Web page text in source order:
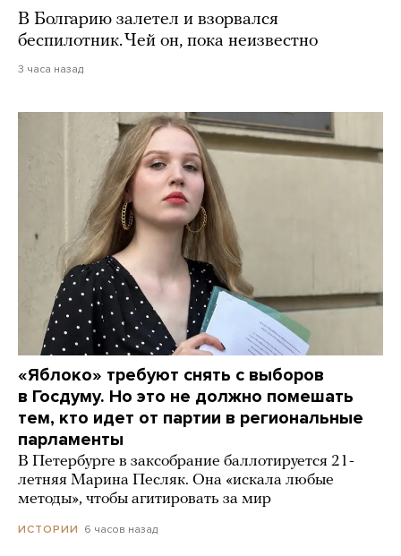
В Болгарию залетел и взорвался
беспилотник. Чей он, пока неизвестно
3 часа назад
«Яблоко» требуют снять с выборов
в Госдуму. Но это не должно помешать
тем, кто идет от партии в региональные
парламенты
В Петербурге в заксобрание баллотируется 21-
летняя Марина Песляк. Она «искала любые
методы», чтобы агитировать за мир
ИСТОРИИ 6 часов назад